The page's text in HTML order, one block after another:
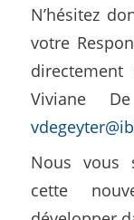
N’hésitez
votre
Viviane
Nous vous
cette